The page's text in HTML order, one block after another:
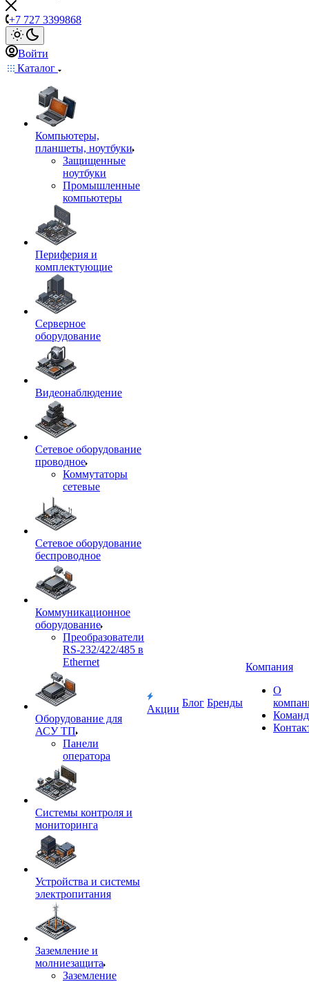
+7 727 3399868
Войти
Каталог
Компьютеры,
планшеты, ноутбуки
Защищенные
ноутбуки
Промышленные
компьютеры
Периферия и
комплектующие
Серверное
оборудование
Видеонаблюдение
Сетевое оборудование
проводное
Коммутаторы
сетевые
Сетевое оборудование
беспроводное
Коммуникационное
оборудование
Преобразователи
RS-232/422/485 в
Ethernet
Оборудование для
АСУ ТП
Панели
оператора
Системы контроля и
мониторинга
Устройства и системы
электропитания
Заземление и
молниезащита
Заземление
Акции
Блог Бренды
Компания
О